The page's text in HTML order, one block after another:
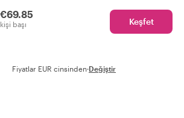
€69.85
kişi başı Keşfet
Fiyatlar EUR cinsinden·Değiştir